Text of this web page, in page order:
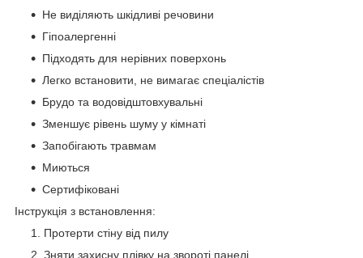
Не виділяють шкідливі речовини
Гіпоалергенні
Підходять для нерівних поверхонь
Легко встановити, не вимагає спеціалістів
Брудо та водовідштовхувальні
Зменшує рівень шуму у кімнаті
Запобігають травмам
Миються
Сертифіковані
Інструкція з встановлення:
Протерти стіну від пилу
Зняти захисну плівку на звороті панелі